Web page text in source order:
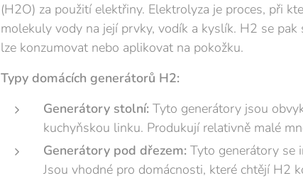
(H2O) za použití elektřiny. Elektrolyza je proces, při
molekuly vody na její prvky, vodík a kyslík. H2 se
lze konzumovat nebo aplikovat na pokožku.
Typy domácích generátorů H2:
Generátory stolní: Tyto generátory jsou
kuchyňskou linku. Produkují relativně malé
Generátory pod dřezem: Tyto generátory se
Jsou vhodné pro domácnosti, které chtějí H2